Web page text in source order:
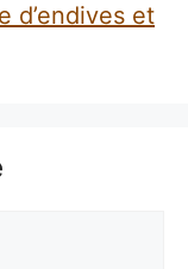
d’endives et